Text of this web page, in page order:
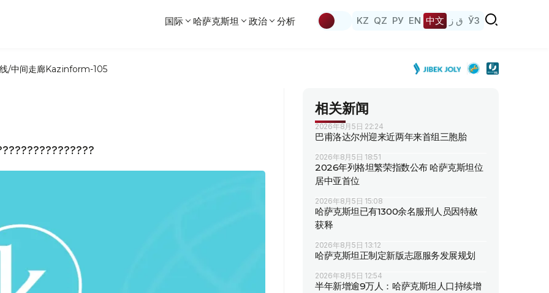
国际 哈萨克斯坦 政治 分析 KZ QZ РУ EN 中文 ق ز ЎЗ
/中间走廊Kazinform-105
相关新闻
2026年8月5日 22:24
巴甫洛达尔州迎来近两年来首组三胞胎
2026年8月5日 18:51
2026年列格坦繁荣指数公布 哈萨克斯坦位
居中亚首位
2026年8月5日 15:08
哈萨克斯坦已有1300余名服刑人员因特赦
获释
2026年8月5日 13:12
哈萨克斯坦正制定新版志愿服务发展规划
2026年8月5日 12:54
半年新增逾9万人：哈萨克斯坦人口持续增